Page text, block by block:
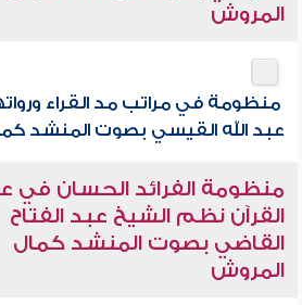
المروش
منظومة في مراتب مد القراء
عبد الله القيسي بصوت المنشد
منظومة الفرائد الحسان في
القرآن نظم الشيخ عبد الفتاح
القاضي بصوت المنشد كمال
المروش